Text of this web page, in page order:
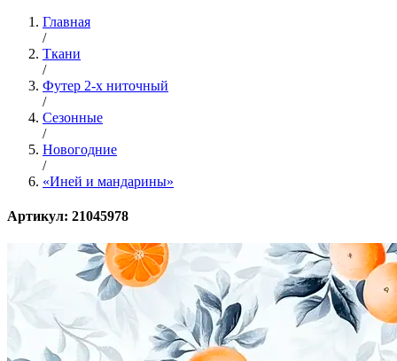
Главная
/
Ткани
/
Футер 2-х ниточный
/
Сезонные
/
Новогодние
/
«Иней и мандарины»
Артикул: 21045978